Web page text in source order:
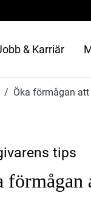
& Karriär
Öka förmågan
tips
förmågan